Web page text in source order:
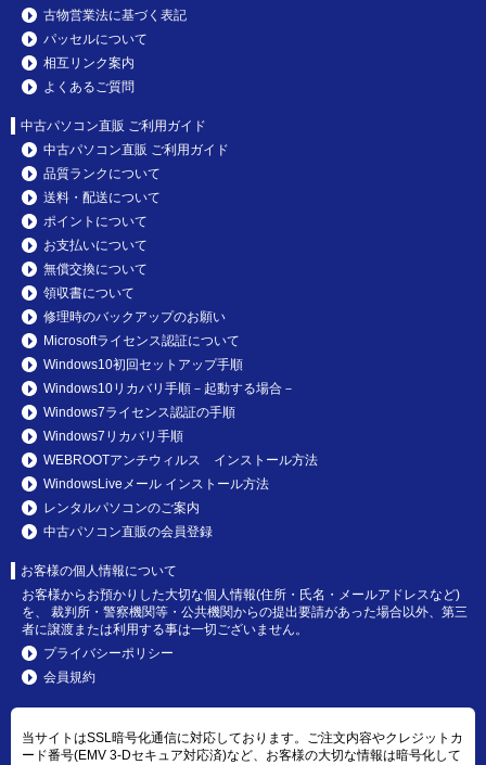
古物営業法に基づく表記
パッセルについて
相互リンク案内
よくあるご質問
中古パソコン直販 ご利用ガイド
中古パソコン直販 ご利用ガイド
品質ランクについて
送料・配送について
ポイントについて
お支払いについて
無償交換について
領収書について
修理時のバックアップのお願い
Microsoftライセンス認証について
Windows10初回セットアップ手順
Windows10リカバリ手順－起動する場合－
Windows7ライセンス認証の手順
Windows7リカバリ手順
WEBROOTアンチウィルス インストール方法
WindowsLiveメール インストール方法
レンタルパソコンのご案内
中古パソコン直販の会員登録
お客様の個人情報について
お客様からお預かりした大切な個人情報(住所・氏名・メールアドレスなど)
を、 裁判所・警察機関等・公共機関からの提出要請があった場合以外、第三
者に譲渡または利用する事は一切ございません。
プライバシーポリシー
会員規約
当サイトはSSL暗号化通信に対応しております。ご注文内容やクレジットカ
ード番号(EMV 3-Dセキュア対応済)など、お客様の大切な情報は暗号化して